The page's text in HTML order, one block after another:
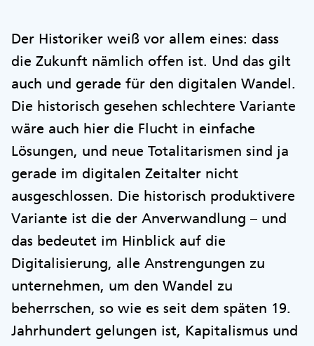
Der Historiker weiß vor allem eines: dass
die Zukunft nämlich offen ist. Und das gilt
auch und gerade für den digitalen Wandel.
Die historisch gesehen schlechtere Variante
wäre auch hier die Flucht in einfache
Lösungen, und neue Totalitarismen sind ja
gerade im digitalen Zeitalter nicht
ausgeschlossen. Die historisch produktivere
Variante ist die der Anverwandlung – und
das bedeutet im Hinblick auf die
Digitalisierung, alle Anstrengungen zu
unternehmen, um den Wandel zu
beherrschen, so wie es seit dem späten 19.
Jahrhundert gelungen ist, Kapitalismus und